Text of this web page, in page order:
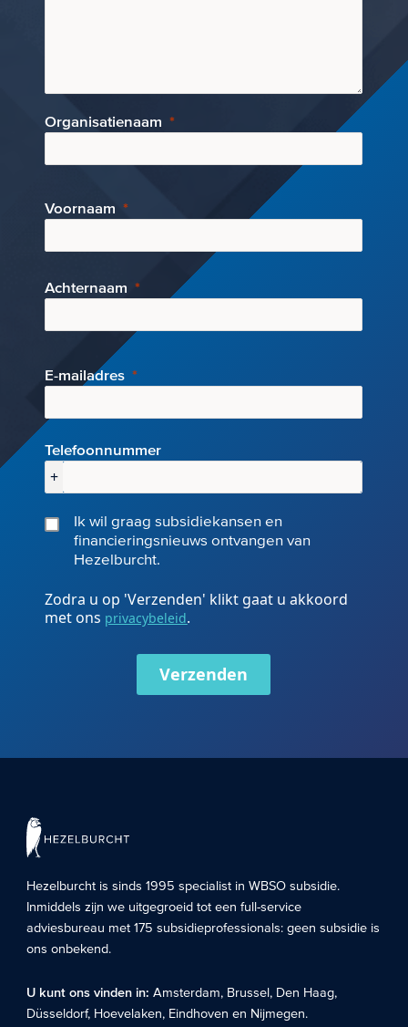
Organisatienaam
Voornaam
Achternaam
E-mailadres
Telefoonnummer
+
Ik wil graag subsidiekansen en
financieringsnieuws ontvangen van
Hezelburcht.
Zodra u op 'Verzenden' klikt gaat u akkoord
met ons privacybeleid.
Verzenden
Hezelburcht is sinds 1995 specialist inWBSO subsidie.
Inmiddels zijn we uitgegroeid tot een full-service
adviesbureau met 175 subsidieprofessionals: geen subsidie is
ons onbekend.
U kunt ons vinden in:Amsterdam, Brussel, Den Haag,
Düsseldorf, Hoevelaken, Eindhoven en Nijmegen.